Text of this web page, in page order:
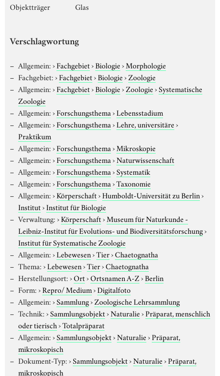
Objektträger
Glas
Verschlagwortung
Allgemein:›Fachgebiet›Biologie›Morphologie
Fachgebiet:›Fachgebiet›Biologie›Zoologie
Allgemein:›Fachgebiet›Biologie›Zoologie›Systematische
Zoologie
Allgemein:›Forschungsthema›Lebensstadium
Allgemein:›Forschungsthema›Lehre, universitäre›
Praktikum
Allgemein:›Forschungsthema›Mikroskopie
Allgemein:›Forschungsthema›Naturwissenschaft
Allgemein:›Forschungsthema›Systematik
Allgemein:›Forschungsthema›Taxonomie
Allgemein:›Körperschaft›Humboldt-Universität zu Berlin›
Institut›Institut für Biologie
Verwaltung:›Körperschaft›Museum für Naturkunde -
Leibniz-Institut für Evolutions- und Biodiversitätsforschung›
Institut für Systematische Zoologie
Allgemein:›Lebewesen›Tier›Chaetognatha
Thema:›Lebewesen›Tier›Chaetognatha
Herstellungsort:›Ort›Ortsnamen A-Z›Berlin
Form:›Repro/ Medium›Digitalfoto
Allgemein:›Sammlung›Zoologische Lehrsammlung
Technik:›Sammlungsobjekt›Naturalie›Präparat, menschlich
oder tierisch›Totalpräparat
Allgemein:›Sammlungsobjekt›Naturalie›Präparat,
mikroskopisch
Dokument-Typ:›Sammlungsobjekt›Naturalie›Präparat,
mikroskopisch